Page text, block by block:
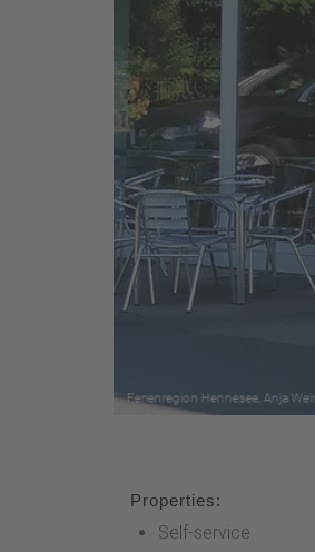
Properties:
Self-service